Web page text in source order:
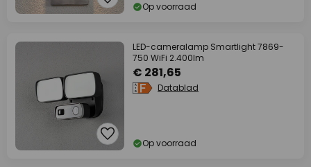
Op voorraad
LED-cameralamp Smartlight 7869-
750 WiFi 2.400lm
€ 281,65
Datablad
Op voorraad